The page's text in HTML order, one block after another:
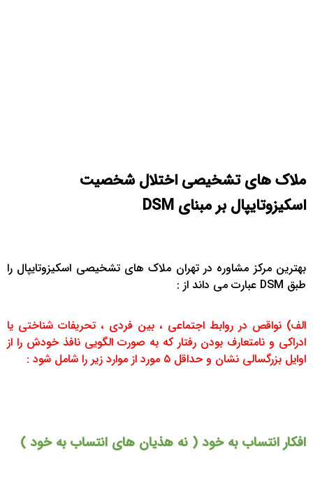
ملاک های تشخیصی اختلال شخصیت
اسکیزوتایپال بر مبنای DSM
بهترین مرکز مشاوره در تهران ملاک های تشخیصی اسکیزوتایپال را
طبق DSM عبارت می داند از :
الف) نواقص در روابط اجتماعی ، بین فردی ، تحریفات شناختی یا
ادراکی و نامتعارف بودن رفتار که به صورت الگویی نافذ خودش را از
اوایل بزرگسالی نشان و حداقل ۵ مورد از موارد زیر را شامل شود :
افکار انتساب به خود ( نه هذیان های انتساب به خود )